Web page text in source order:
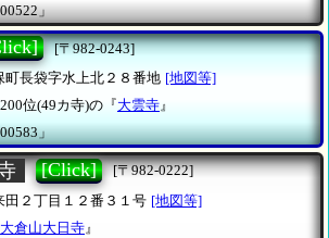
」
[〒982-0243]
町長袋字水上北２８番地 [地図等]
位(49カ寺)の『大雲寺』
」
[Click]
[〒982-0222]
田２丁目１２番３１号 [地図等]
大倉山大日寺 』